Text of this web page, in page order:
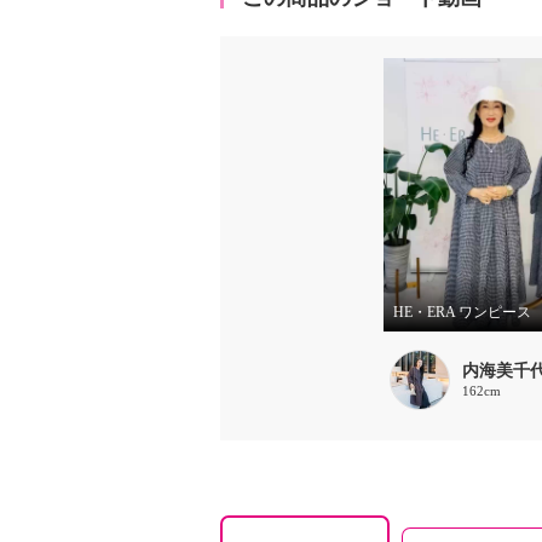
HE・ERA ワンピース
内海美千
162cm